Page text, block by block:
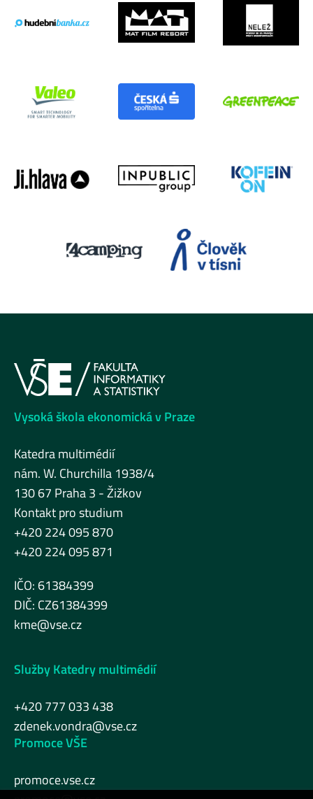
Vysoká škola ekonomická v Praze
Katedra multimédií
nám. W. Churchilla 1938/4
130 67 Praha 3 - Žižkov
Kontakt pro studium
+420 224 095 870
+420 224 095 871
IČO: 61384399
DIČ: CZ61384399
kme@vse.cz
Služby Katedry multimédií
+420 777 033 438
zdenek.vondra@vse.cz
Promoce VŠE
promoce.vse.cz